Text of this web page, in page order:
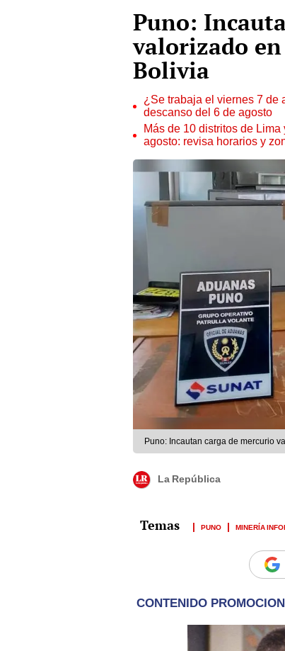
Puno:
valorizado
Bolivia
¿Se trabaja el viernes 7 de
descanso del 6 de agosto
Más de 10 distritos de
agosto: revisa horarios y
Puno: Incautan carga de mercurio
La República
PUNO MINERÍA